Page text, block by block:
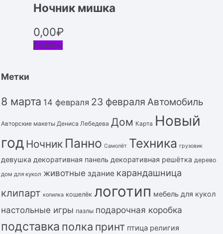
Ночник мишка
0,00₽
Скачать
Метки
8 марта 14 февраля 23 февраля Автомобиль
Авторские макеты Дениса Лебедева Дом Карта Новый
год Ночник Панно Самолёт Техника грузовик
девушка декоративная панель декоративная решётка дерево
дом для кукол животные здание карандашница
клипарт копилка кошелёк логотип мебель для кукол
настольные игры пазлы подарочная коробка
подставка полка принт птица религия